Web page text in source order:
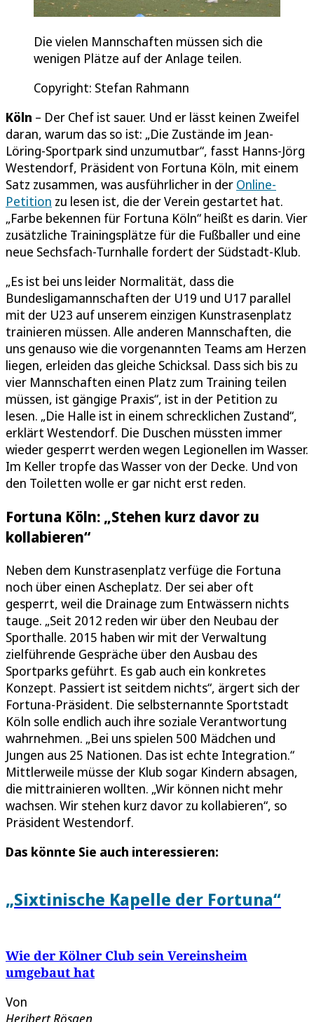
Die vielen Mannschaften müssen sich die
wenigen Plätze auf der Anlage teilen.
Copyright: Stefan Rahmann
Köln – Der Chef ist sauer. Und er lässt keinen Zweifel
daran, warum das so ist: „Die Zustände im Jean-
Löring-Sportpark sind unzumutbar“, fasst Hanns-Jörg
Westendorf, Präsident von Fortuna Köln, mit einem
Satz zusammen, was ausführlicher in der Online-
Petition zu lesen ist, die der Verein gestartet hat.
„Farbe bekennen für Fortuna Köln“ heißt es darin. Vier
zusätzliche Trainingsplätze für die Fußballer und eine
neue Sechsfach-Turnhalle fordert der Südstadt-Klub.
„Es ist bei uns leider Normalität, dass die
Bundesligamannschaften der U19 und U17 parallel
mit der U23 auf unserem einzigen Kunstrasenplatz
trainieren müssen. Alle anderen Mannschaften, die
uns genauso wie die vorgenannten Teams am Herzen
liegen, erleiden das gleiche Schicksal. Dass sich bis zu
vier Mannschaften einen Platz zum Training teilen
müssen, ist gängige Praxis“, ist in der Petition zu
lesen. „Die Halle ist in einem schrecklichen Zustand“,
erklärt Westendorf. Die Duschen müssten immer
wieder gesperrt werden wegen Legionellen im Wasser.
Im Keller tropfe das Wasser von der Decke. Und von
den Toiletten wolle er gar nicht erst reden.
Fortuna Köln: „Stehen kurz davor zu
kollabieren“
Neben dem Kunstrasenplatz verfüge die Fortuna
noch über einen Ascheplatz. Der sei aber oft
gesperrt, weil die Drainage zum Entwässern nichts
tauge. „Seit 2012 reden wir über den Neubau der
Sporthalle. 2015 haben wir mit der Verwaltung
zielführende Gespräche über den Ausbau des
Sportparks geführt. Es gab auch ein konkretes
Konzept. Passiert ist seitdem nichts“, ärgert sich der
Fortuna-Präsident. Die selbsternannte Sportstadt
Köln solle endlich auch ihre soziale Verantwortung
wahrnehmen. „Bei uns spielen 500 Mädchen und
Jungen aus 25 Nationen. Das ist echte Integration.“
Mittlerweile müsse der Klub sogar Kindern absagen,
die mittrainieren wollten. „Wir können nicht mehr
wachsen. Wir stehen kurz davor zu kollabieren“, so
Präsident Westendorf.
Das könnte Sie auch interessieren:
„Sixtinische Kapelle der Fortuna“
Wie der Kölner Club sein Vereinsheim
umgebaut hat
Von
Heribert Rösgen